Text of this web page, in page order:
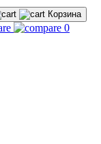
Корзина
0